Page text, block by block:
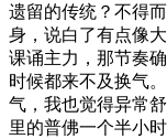
遗留的传统？不得
身，说白了有点像
课诵主力，那节奏
时候都来不及换气
气，我也觉得异常
里的普佛一个半小